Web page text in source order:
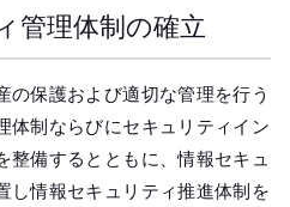
管理体制の確立
の保護および適切な管理を行う
体制ならびにセキュリティイン
整備するとともに、情報セキュ
し情報セキュリティ推進体制を